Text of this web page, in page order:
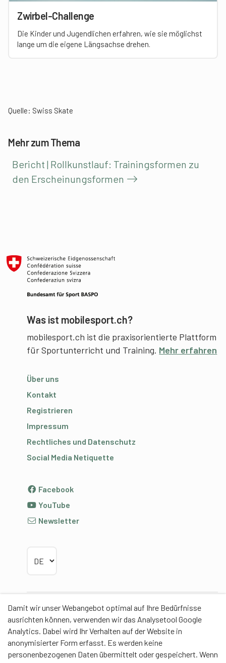
Damit wir unser Webangebot optimal auf Ihre Bedürfnisse
ausrichten können, verwenden wir das Analysetool Google
Analytics. Dabei wird Ihr Verhalten auf der Website in
anonymisierter Form erfasst. Es werden keine
personenbezogenen Daten übermittelt oder gespeichert. Wenn
Zwirbel-Challenge
Die Kinder und Jugendlichen erfahren, wie sie möglichst
lange um die eigene Längsachse drehen.
Quelle: Swiss Skate
Mehr zum Thema
Bericht | Rollkunstlauf: Trainingsformen zu
den Erscheinungsformen
Was ist mobilesport.ch?
mobilesport.ch ist die praxisorientierte Plattform
für Sportunterricht und Training. Mehr erfahren
Über uns
Kontakt
Registrieren
Impressum
Rechtliches und Datenschutz
Social Media Netiquette
Facebook
YouTube
Newsletter
Partner